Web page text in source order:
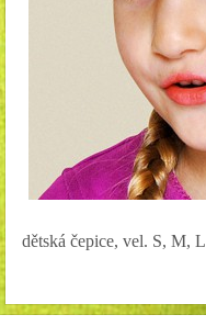
dětská čepice, vel. S, M, L